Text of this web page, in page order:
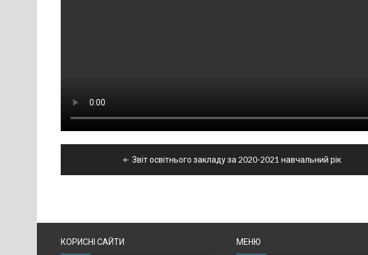
Звіт освітнього закладу за 2020-2021 навчальний рік
КОРИСНІ САЙТИ МЕНЮ